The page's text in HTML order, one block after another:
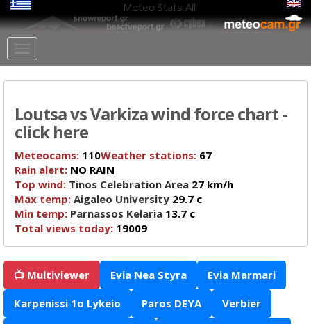
Meteo Stats All
Loutsa vs Varkiza wind force chart -
click here
Meteocams: 110Weather stations: 67
Rain alert: NO RAIN
Top wind: Tinos Celebration Area 27 km/h
Max temp: Aigaleo University 29.7 c
Min temp: Parnassos Kelaria 13.7 c
Total views today: 19009
📺 Multiviewer Evia Nea Styra Evia Marmari
Karpenissi 1o Lykeio Paros DEYA Verbier